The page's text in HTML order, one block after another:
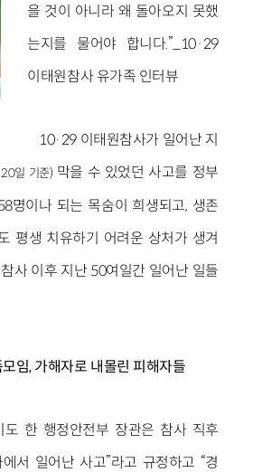
을 것이 아니라 왜 돌아오지 못했
는지를 물어야 합니다.”_10·29
이태원참사 유가족 인터뷰
10·29 이태원참사가 일어난 지
일 기준) 막을 수 있었던 사고를 정부
명이나 되는 목숨이 희생되고, 생존
평생 치유하기 어려운 상처가 생겨
사 이후 지난 50여일간 일어난 일들
임, 가해자로 내몰린 피해자들
도 한 행정안전부 장관은 참사 직후
서 일어난 사고”라고 규정하고 “경